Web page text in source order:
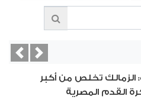
الزمالك تخلص من أكبر
القدم المصرية
Next